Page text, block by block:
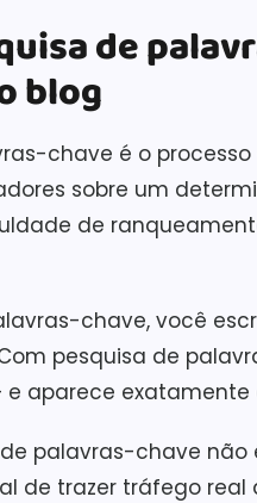
de
blog
chave é o
sobre um
de
chave, você
pesquisa de
aparece
palavras-chave
de trazer tráfego real